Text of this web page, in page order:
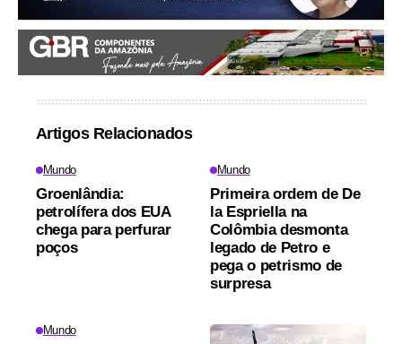
Artigos Relacionados
Mundo
Groenlândia:
petrolífera dos EUA
chega para perfurar
poços
Mundo
Primeira ordem de De
la Espriella na
Colômbia desmonta
legado de Petro e
pega o petrismo de
surpresa
Mundo